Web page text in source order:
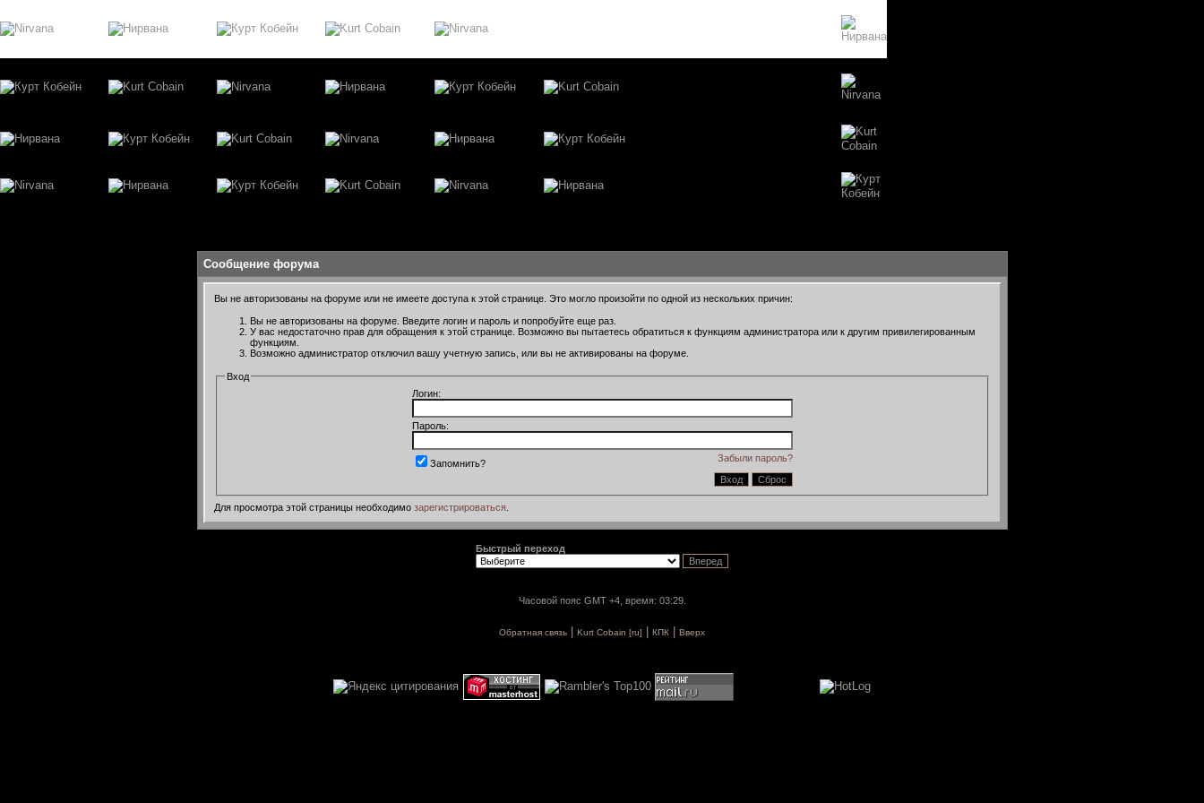
Сообщение форума
Вы не авторизованы на форуме или не имеете доступа к этой странице. Это могло произойти по одной из нескольких причин:
Вы не авторизованы на форуме. Введите логин и пароль и попробуйте еще раз.
У вас недостаточно прав для обращения к этой странице. Возможно вы пытаетесь обратиться к функциям администратора или к другим привилегированным
функциям.
Возможно администратор отключил вашу учетную запись, или вы не активированы на форуме.
Вход
Логин:
Пароль:
Забыли пароль?
Запомнить?
Для просмотра этой страницы необходимо зарегистрироваться.
Быстрый переход
Часовой пояс GMT +4, время: 03:29.
Обратная связь Kurt Cobain [ru] КПК Вверх